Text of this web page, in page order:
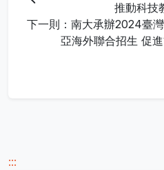
推動科技
下一則：南大承辦2024臺
亞海外聯合招生 促
:::